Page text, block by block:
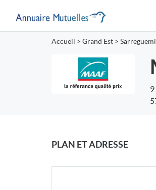
Accueil > Grand Est >
PLAN ET ADRESSE